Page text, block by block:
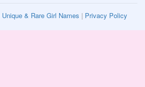
Unique & Rare Girl Names | Privacy Policy